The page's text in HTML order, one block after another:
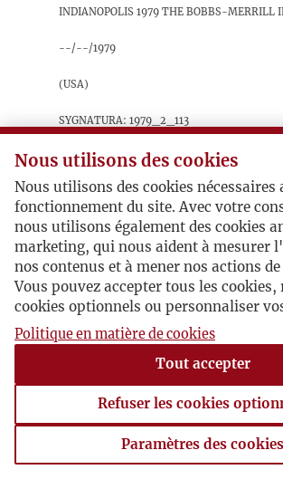
Indianopolis 1979 The Bobbs-Merrill
--/--/1979
(USA)
sygnatura: 1979_2_113
Na załączonych stronach: 12, 158, 172
wzmianki o paryskiej „Kulturze”.
Nous utilisons des cookies
Nous utilisons des cookies nécessaires
fonctionnement du site. Avec votre
nous utilisons également des cookies
marketing, qui nous aident à mesurer
nos contenus et à mener nos actions
Vous pouvez accepter tous les cookies,
cookies optionnels ou personnaliser
Politique en matière de cookies
Tout accepter
Refuser les cookies
Paramètres des cookies
Paramètres des cookies